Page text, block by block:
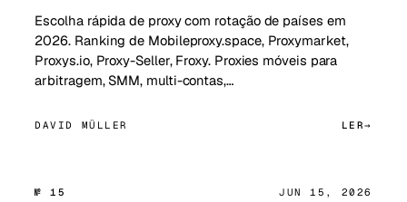
Escolha rápida de proxy com rotação de países em
2026. Ranking de Mobileproxy.space, Proxymarket,
Proxys.io, Proxy-Seller, Froxy. Proxies móveis para
arbitragem, SMM, multi-contas,…
DAVID MÜLLER LER
№ 15 JUN 15, 2026